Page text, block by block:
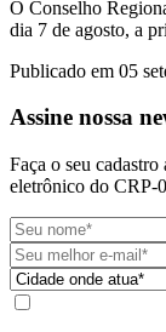
O Conselho
dia 7 de agosto, a
Publicado em 05
Assine nossa
Faça o seu
eletrônico do CRP-